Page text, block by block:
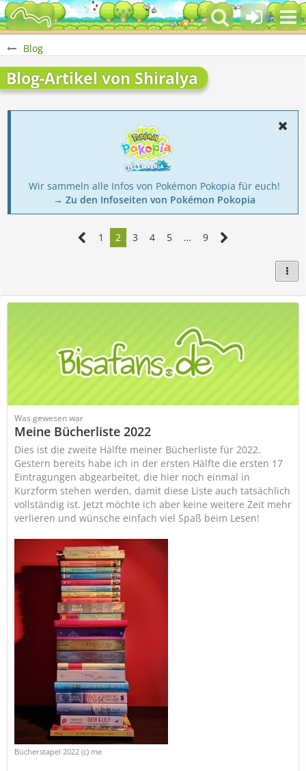
Blog
Blog-Artikel von Shiralya
Wir sammeln alle Infos von Pokémon Pokopia für euch!
→ Zu den Infoseiten von Pokémon Pokopia
1 2 3 4 5 … 9
Was gewesen war
Meine Bücherliste 2022
Dies ist die zweite Hälfte meiner Bücherliste für 2022.
Gestern bereits habe ich in der ersten Hälfte die ersten 17
Eintragungen abgearbeitet, die hier noch einmal in
Kurzform stehen werden, damit diese Liste auch tatsächlich
vollständig ist. Jetzt möchte ich aber keine weitere Zeit mehr
verlieren und wünsche einfach viel Spaß beim Lesen!
Bücherstapel 2022 (c) me